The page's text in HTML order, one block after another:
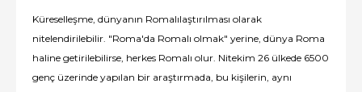
Küreselleşme, dünyanın Romalılaştırılması olarak
nitelendirilebilir. "Roma'da Romalı olmak" yerine, dünya Roma
haline getirilebilirse, herkes Romalı olur. Nitekim 26 ülkede 6500
genç üzerinde yapılan bir araştırmada, bu kişilerin, aynı